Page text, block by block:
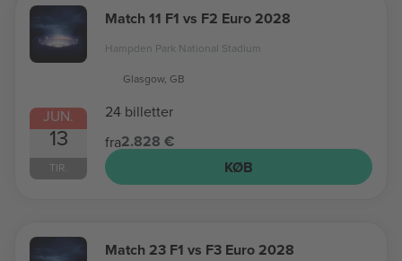
JUN.
13
TIR.
Match 11 F1 vs F2 Euro 2028
Hampden Park National Stadium
Glasgow, GB
24 billetter
fra2.828 €
KØB
Match 23 F1 vs F3 Euro 2028